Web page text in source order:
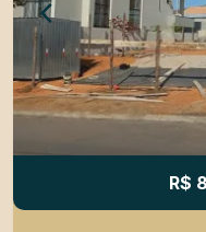
tanque, varais p
para proteção do
com churrasqueira
com um toldo
Garagem para 2
R$